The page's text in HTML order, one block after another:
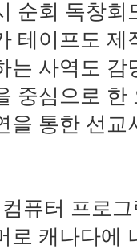
순회 독창회
테이프도 제
는 사역도 감
중심으로 한
을 통한 선교
컴퓨터 프로
로 캐나다에